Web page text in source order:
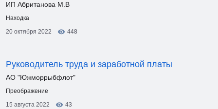
ИП Абританова М.В
Находка
20 октября 2022
448
Руководитель труда и заработной платы
АО "Южморрыбфлот"
Преображение
15 августа 2022
43